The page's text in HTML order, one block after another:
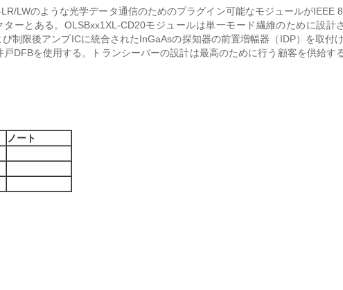
LWのような光学データ通信のためのプラグイン可能なモジュールがIEEE
ーとある。OLSBxx1XL-CD20モジュールは単一モード繊維のために設計
制限後アンプICに統合されたInGaAsの探知器の前置増幅器（IDP）を取付
DFBを使用する。トランシーバーの設計は最高のために行う顧客を供給す
ノート